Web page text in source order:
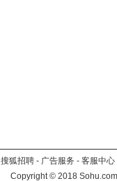
搜狐招聘 - 广告服务 - 客服中心
Copyright©2018